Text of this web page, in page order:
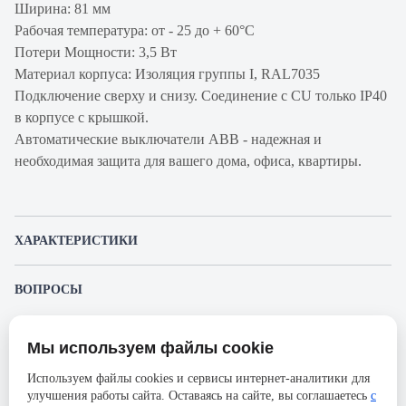
Ширина: 81 мм
Рабочая температура: от - 25 до + 60°С
Потери Мощности: 3,5 Вт
Материал корпуса: Изоляция группы I, RAL7035
Подключение сверху и снизу. Соединение с CU только IP40
в корпусе с крышкой.
Автоматические выключатели ABB - надежная и
необходимая защита для вашего дома, офиса, квартиры.
ХАРАКТЕРИСТИКИ
Производитель
Серия
S803N
ВОПРОСЫ
Пожалуйста, авторизуйтесь, чтобы иметь
Представленные изображения и характеристики могут отличаться от реального
без предварительного уведомления. Компания АйДистрибьют не несёт
ответственности в случае не соответствия текущей модели товаров фотографиям,
Мы используем файлы cookie
Используем файлы cookies и сервисы интернет-аналитики для
улучшения работы сайта. Оставаясь на сайте, вы соглашаетесь с